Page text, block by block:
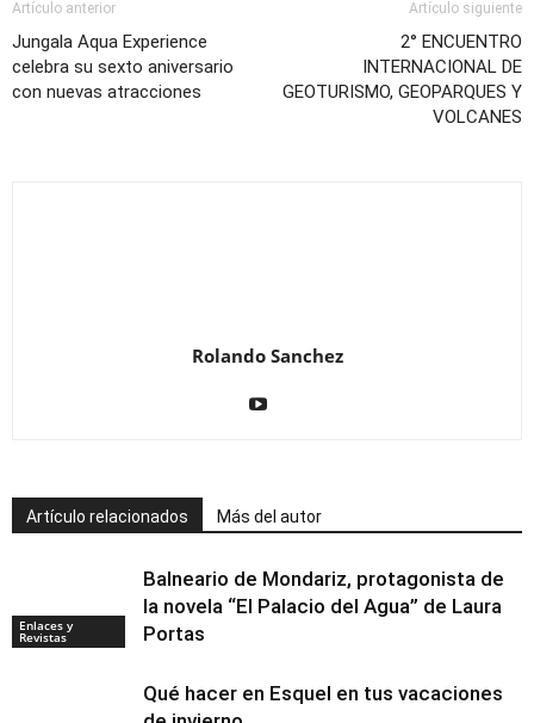
Artículo anterior
Jungala Aqua Experience
celebra su sexto aniversario
con nuevas atracciones
Artículo siguiente
2° ENCUENTRO
INTERNACIONAL DE
GEOTURISMO, GEOPARQUES Y
VOLCANES
Rolando Sanchez
Artículo relacionados Más del autor
Enlaces y
Revistas
Balneario de Mondariz, protagonista de
la novela “El Palacio del Agua” de Laura
Portas
Qué hacer en Esquel en tus vacaciones